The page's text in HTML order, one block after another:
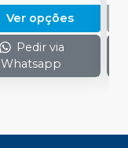
Ver opções
Pedir via
Whatsapp